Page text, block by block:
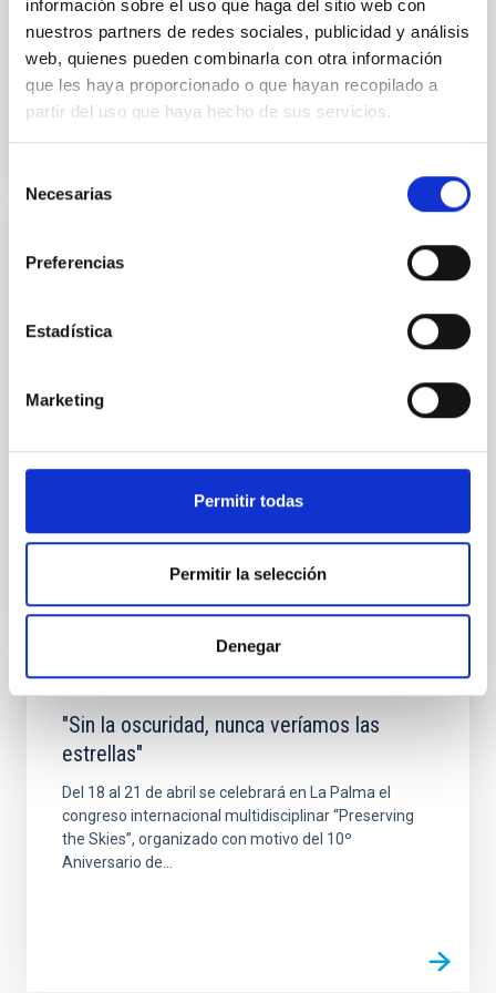
información sobre el uso que haga del sitio web con
nuestros partners de redes sociales, publicidad y análisis
web, quienes pueden combinarla con otra información
que les haya proporcionado o que hayan recopilado a
partir del uso que haya hecho de sus servicios.
Necesarias
Preferencias
Estadística
Marketing
Permitir todas
Permitir la selección
Denegar
permitirá componer la imagen panorámica más
grande de nuestra galaxia sin usar telescopios
profesionales. Las...
NOTICIA
llamamiento solicitando el apoyo de los
Elsa López leyó, entre dos actuaciones musicales,
NOTICIA
"Sin la oscuridad, nunca veríamos las
estrellas"
Del 18 al 21 de abril se celebrará en La Palma el
congreso internacional multidisciplinar “Preserving
the Skies”, organizado con motivo del 10º
Aniversario de...